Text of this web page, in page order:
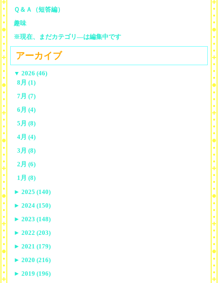
Ｑ＆Ａ（短答編）
趣味
※現在、まだカテゴリ—は編集中です
アーカイブ
▼ 2026 (46)
8月 (1)
7月 (7)
6月 (4)
5月 (8)
4月 (4)
3月 (8)
2月 (6)
1月 (8)
► 2025 (140)
► 2024 (150)
► 2023 (148)
► 2022 (203)
► 2021 (179)
► 2020 (216)
► 2019 (196)